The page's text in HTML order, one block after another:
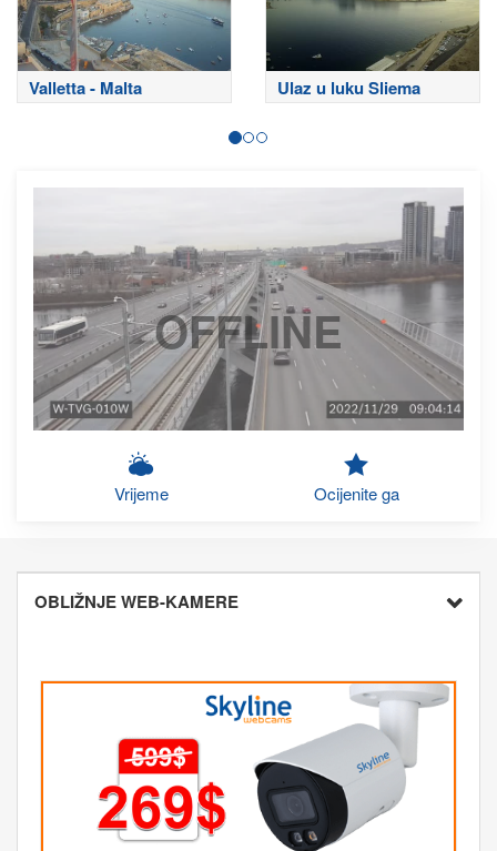
Valletta - Malta Ulaz u luku Sliema
OFFLINE
Vrijeme Ocijenite ga
OBLIŽNJE WEB-KAMERE